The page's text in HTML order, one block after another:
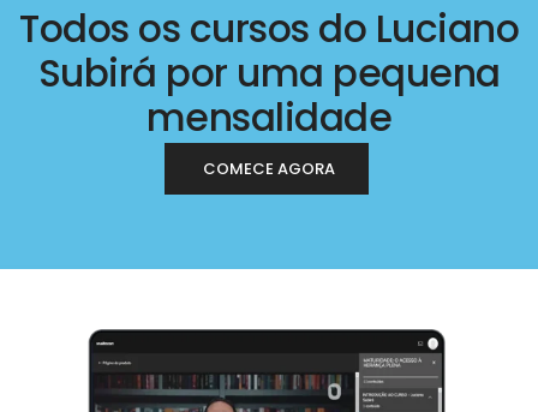
Todos os cursos do Luciano
Subirá por uma pequena
mensalidade
COMECE AGORA